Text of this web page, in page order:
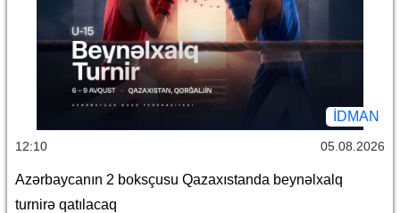
İDMAN
12:10 05.08.2026
Azərbaycanın 2 boksçusu Qazaxıstanda beynəlxalq
turnirə qatılacaq